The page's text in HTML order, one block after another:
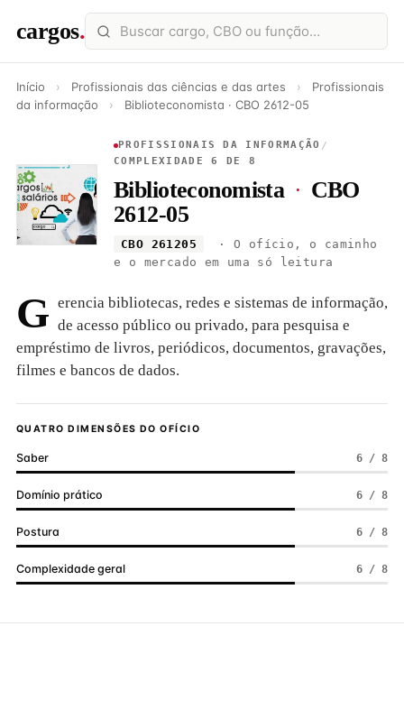
cargos.
Início › Profissionais das ciências e das artes ›
Profissionais
da informação
› Biblioteconomista · CBO 2612-05
PROFISSIONAIS DA INFORMAÇÃO /
COMPLEXIDADE 6 DE 8
Biblioteconomista · CBO
2612-05
CBO 261205
· O ofício, o caminho
e o mercado em uma só leitura
G erencia bibliotecas, redes e sistemas de informação,
de acesso público ou privado, para pesquisa e
empréstimo de livros, periódicos, documentos, gravações,
filmes e bancos de dados.
QUATRO DIMENSÕES DO OFÍCIO
Saber 6 / 8
Domínio prático 6 / 8
Postura 6 / 8
Complexidade geral 6 / 8